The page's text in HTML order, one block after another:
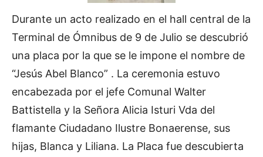
Durante un acto realizado en el hall central de la
Terminal de Ómnibus de 9 de Julio se descubrió
una placa por la que se le impone el nombre de
“Jesús Abel Blanco” . La ceremonia estuvo
encabezada por el jefe Comunal Walter
Battistella y la Señora Alicia Isturi Vda del
flamante Ciudadano Ilustre Bonaerense, sus
hijas, Blanca y Liliana. La Placa fue descubierta